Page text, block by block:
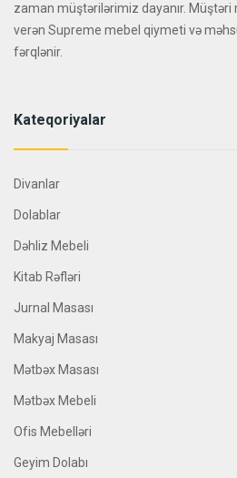
zaman müştərilərimiz dayanır.
verən Supreme mebel qiymeti və
fərqlənir.
Kateqoriyalar
Divanlar
Dolablar
Dəhliz Mebeli
Kitab Rəfləri
Jurnal Masası
Makyaj Masası
Mətbəx Masası
Mətbəx Mebeli
Ofis Mebelləri
Geyim Dolabı